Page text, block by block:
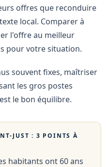
offres que reconduire
local. Comparer à
l'offre au meilleur
pour votre situation.
souvent fixes, maîtriser
les gros postes
le bon équilibre.
JUST : 3 POINTS À
habitants ont 60 ans